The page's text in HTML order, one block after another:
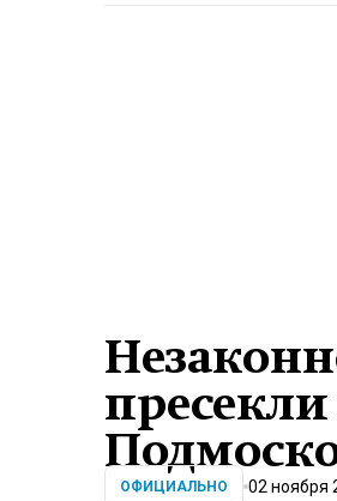
пресекли
ОФИЦИАЛЬНО 02 ноября